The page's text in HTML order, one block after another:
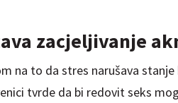
zacjeljivanje
na to da stres narušava
tvrde da bi redovit seks